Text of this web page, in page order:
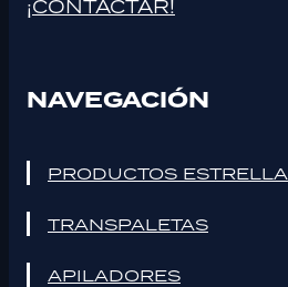
¡CONTACTAR!
NAVEGACIÓN
PRODUCTOS ESTRELLA
TRANSPALETAS
APILADORES